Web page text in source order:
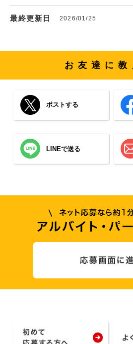
最終更新日 2026/01/25
お友達に教
ポストする
LINEで送る